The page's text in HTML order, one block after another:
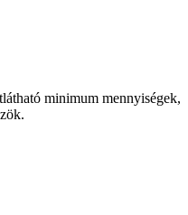
minimum mennyiségek,